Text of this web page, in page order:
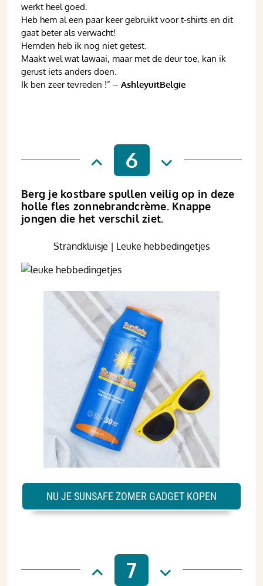
werkt heel goed.
Heb hem al een paar keer gebruikt voor t-shirts en dit
gaat beter als verwacht!
Hemden heb ik nog niet getest.
Maakt wel wat lawaai, maar met de deur toe, kan ik
gerust iets anders doen.
Ik ben zeer tevreden !” – AshleyuitBelgie
6
Berg je kostbare spullen veilig op in deze
holle fles zonnebrandcrème. Knappe
jongen die het verschil ziet.
Strandkluisje | Leuke hebbedingetjes
NU JE SUNSAFE ZOMER GADGET KOPEN
7